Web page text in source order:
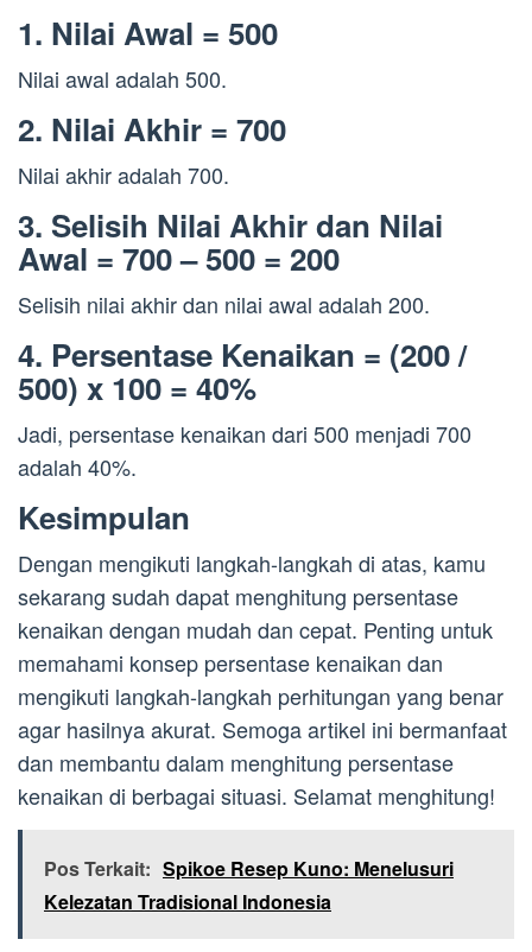
1. Nilai Awal = 500
Nilai awal adalah 500.
2. Nilai Akhir = 700
Nilai akhir adalah 700.
3. Selisih Nilai Akhir dan Nilai
Awal = 700 – 500 = 200
Selisih nilai akhir dan nilai awal adalah 200.
4. Persentase Kenaikan = (200 /
500) x 100 = 40%
Jadi, persentase kenaikan dari 500 menjadi 700
adalah 40%.
Kesimpulan
Dengan mengikuti langkah-langkah di atas, kamu
sekarang sudah dapat menghitung persentase
kenaikan dengan mudah dan cepat. Penting untuk
memahami konsep persentase kenaikan dan
mengikuti langkah-langkah perhitungan yang benar
agar hasilnya akurat. Semoga artikel ini bermanfaat
dan membantu dalam menghitung persentase
kenaikan di berbagai situasi. Selamat menghitung!
Pos Terkait: Spikoe Resep Kuno: Menelusuri
Kelezatan Tradisional Indonesia